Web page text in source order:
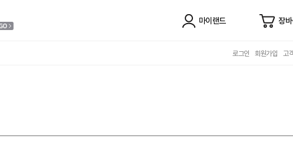
마이랜드 장
로그인 회원가입 고